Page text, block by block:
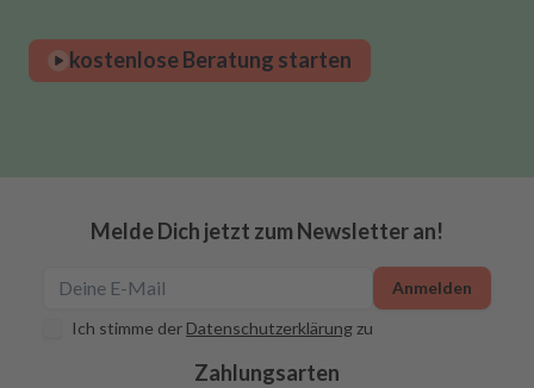
kostenlose Beratung starten
Melde Dich jetzt zum Newsletter an!
Ich stimme der Datenschutzerklärung zu
Anmelden
Zahlungsarten